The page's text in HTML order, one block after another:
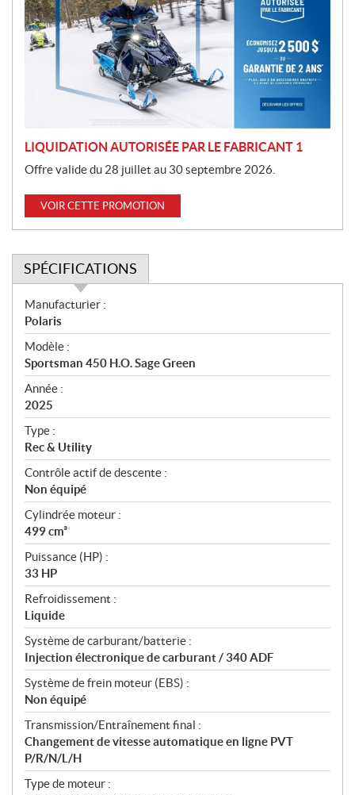
m
o
t
LIQUIDATION AUTORISÉE PAR LE FABRICANT 1
Offre valide du 28 juillet au 30 septembre 2026.
VOIR CETTE PROMOTION
SPÉCIFICATIONS
S
p
é
c
i
f
i
c
a
t
i
o
n
s
Manufacturier :
Polaris
Modèle :
Sportsman 450 H.O. Sage Green
Année :
2025
Type :
Rec & Utility
Contrôle actif de descente :
Non équipé
Cylindrée moteur :
499 cm³
Puissance (HP) :
33 HP
Refroidissement :
Liquide
Système de carburant/batterie :
Injection électronique de carburant / 340 ADF
Système de frein moteur (EBS) :
Non équipé
Transmission/Entraînement final :
Changement de vitesse automatique en ligne PVT
P/R/N/L/H
Type de moteur :